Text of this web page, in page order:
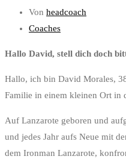
Von headcoach
Coaches
Hallo David, stell dich doch
Hallo, ich bin David Morales,
Familie in einem kleinen Ort in
Auf Lanzarote geboren und
und jedes Jahr aufs Neue mit
dem Ironman Lanzarote,